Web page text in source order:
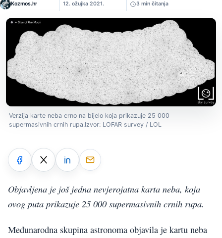
Kozmos.hr 12. ožujka 2021. 3 min čitanja
Verzija karte neba crno na bijelo koja prikazuje 25 000
supermasivnih crnih rupa.Izvor: LOFAR survey / LOL
Objavljena je još jedna nevjerojatna karta neba, koja
ovog puta prikazuje 25 000 supermasivnih crnih rupa.
Međunarodna skupina astronoma objavila je kartu neba